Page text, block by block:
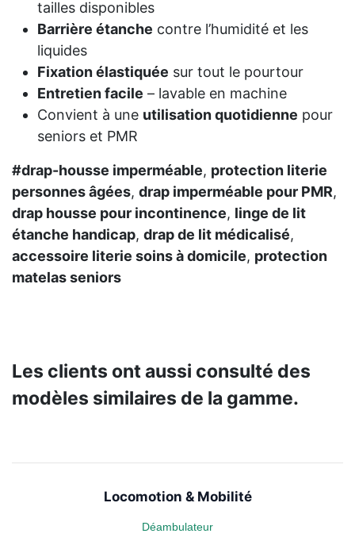
tailles disponibles
Barrière étanche contre l’humidité et les
liquides
Fixation élastiquée sur tout le pourtour
Entretien facile – lavable en machine
Convient à une utilisation quotidienne pour
seniors et PMR
#drap-housse imperméable, protection literie
personnes âgées, drap imperméable pour PMR,
drap housse pour incontinence, linge de lit
étanche handicap, drap de lit médicalisé,
accessoire literie soins à domicile, protection
matelas seniors
Les clients ont aussi consulté des
modèles similaires de la gamme.
Locomotion & Mobilité
Déambulateur